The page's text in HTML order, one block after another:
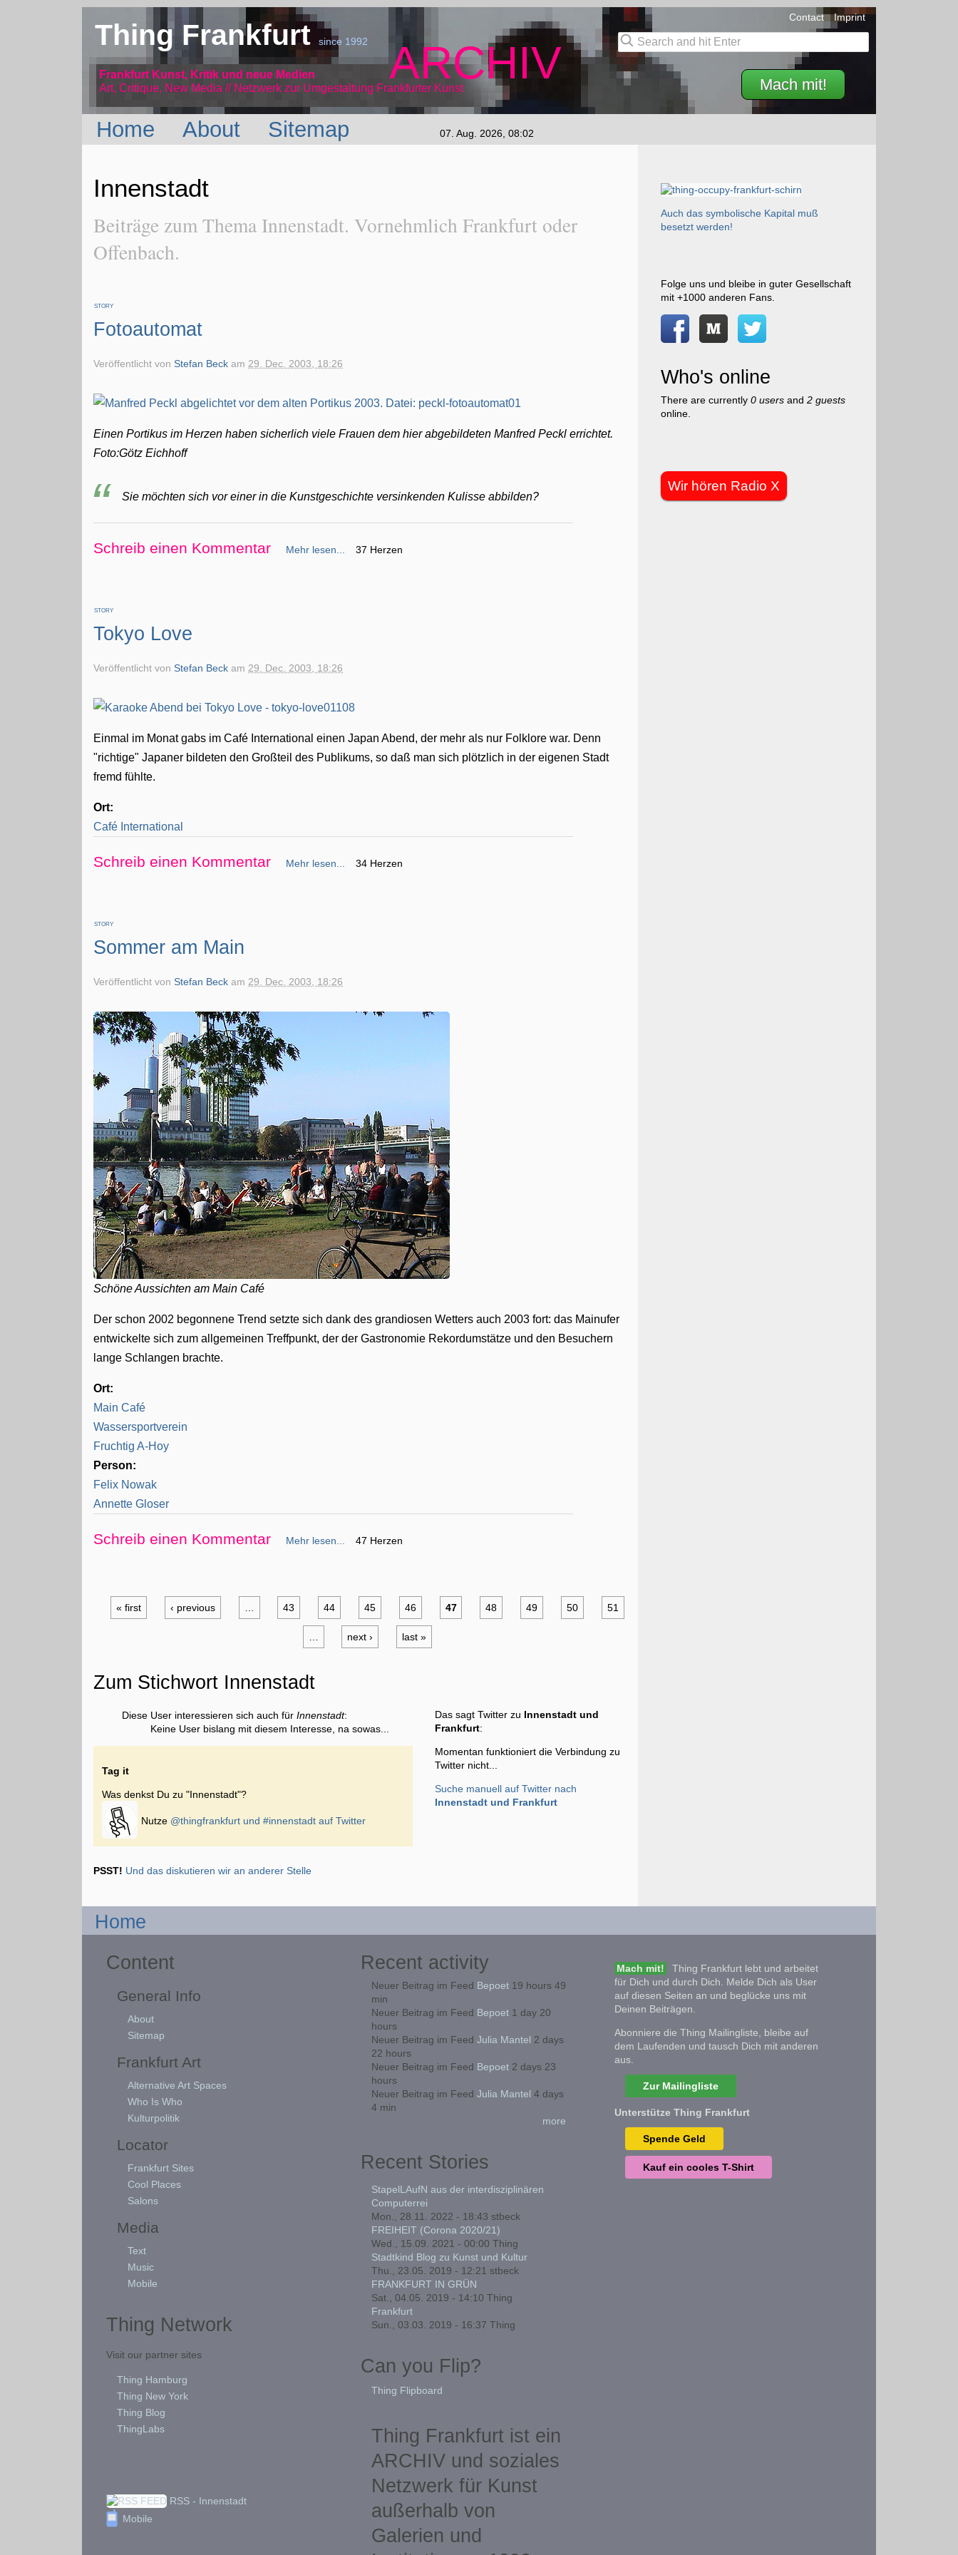
Thing Frankfurtsince 1992
Frankfurt Kunst, Kritik und neue Medien
Art, Critique, New Media // Netzwerk
ARCHIV
zur Umgestaltung Frankfurter Kunst Mach mit!
Contact Imprint
Home About Sitemap 07. Aug. 2026, 08:02
Innenstadt
Beiträge zum Thema Innenstadt. Vornehmlich Frankfurt oder
Offenbach.
STORY
Fotoautomat
Veröffentlicht vonStefan Beck am29. Dec. 2003, 18:26
Einen Portikus im Herzen haben sicherlich viele Frauen dem hier abgebildeten Manfred Peckl errichtet.
Foto:Götz Eichhoff
Sie möchten sich vor einer in die Kunstgeschichte versinkenden Kulisse abbilden?
Schreib einen Kommentar Mehr lesen... 37 Herzen
STORY
Tokyo Love
Veröffentlicht vonStefan Beck am29. Dec. 2003, 18:26
Einmal im Monat gabs im Café International einen Japan Abend, der mehr als nur Folklore war. Denn
"richtige" Japaner bildeten den Großteil des Publikums, so daß man sich plötzlich in der eigenen Stadt
fremd fühlte.
Ort:
Café International
Schreib einen Kommentar Mehr lesen... 34 Herzen
STORY
Sommer am Main
Veröffentlicht vonStefan Beck am29. Dec. 2003, 18:26
Schöne Aussichten am Main Café
Der schon 2002 begonnene Trend setzte sich dank des grandiosen Wetters auch 2003 fort: das Mainufer
entwickelte sich zum allgemeinen Treffpunkt, der der Gastronomie Rekordumstätze und den Besuchern
lange Schlangen brachte.
Ort:
Main Café
Wassersportverein
Fruchtig A-Hoy
Person:
Felix Nowak
Annette Gloser
Schreib einen Kommentar Mehr lesen... 47 Herzen
« first ‹ previous 43 44 45 46 47 48 49 50 51
next › last »
Zum Stichwort Innenstadt
Diese User interessieren sich auch fürInnenstadt:
Keine User bislang mit diesem Interesse, na sowas...
Tag it
Was denkst Du zu "Innenstadt"?
Nutze @thingfrankfurt und#innenstadt auf Twitter
Das sagt Twitter zu Innenstadt und
Frankfurt:
Momentan funktioniert die Verbindung zu
Twitter nicht...
Suche manuell auf Twitter nach
Innenstadt und Frankfurt
PSST! Und das diskutieren wir an anderer Stelle
Auch das symbolische Kapital muß
besetzt werden!
Folge uns und bleibe in guter Gesellschaft
mit +1000 anderen Fans.
Who's online
There are currently 0 usersand 2 guests
online.
Wir hören Radio X
Home
Content
General Info
About
Sitemap
Frankfurt Art
Alternative Art Spaces
Who Is Who
Kulturpolitik
Locator
Frankfurt Sites
Cool Places
Salons
Media
Text
Music
Mobile
Thing Network
Visit our partner sites
Thing Hamburg
Thing New York
Thing Blog
ThingLabs
RSS - Innenstadt
Mobile
Recent activity
Neuer Beitrag im Feed Bepoet19 hours 49
min
Neuer Beitrag im Feed Bepoet1 day 20
hours
Neuer Beitrag im Feed Julia Mantel 2 days
22 hours
Neuer Beitrag im Feed Bepoet2 days 23
hours
Neuer Beitrag im Feed Julia Mantel 4 days
4 min
more
Recent Stories
StapelLAufN aus der interdisziplinären
Computerrei
Mon., 28.11. 2022 - 18:43 stbeck
FREIHEIT (Corona 2020/21)
Wed., 15.09. 2021 - 00:00 Thing
Stadtkind Blog zu Kunst und Kultur
Thu., 23.05. 2019 - 12:21 stbeck
FRANKFURT IN GRÜN
Sat., 04.05. 2019 - 14:10 Thing
Frankfurt
Sun., 03.03. 2019 - 16:37 Thing
Can you Flip?
Thing Flipboard
Thing Frankfurt ist ein
ARCHIV und soziales
Netzwerk für Kunst
außerhalb von
Galerien und
Mach mit!
Thing Frankfurt lebt und arbeitet
für Dich und durch Dich. Melde Dich als User
auf diesen Seiten an und beglücke uns mit
Deinen Beiträgen.
Abonniere die Thing Mailingliste, bleibe auf
dem Laufenden und tausch Dich mit anderen
aus.
Zur Mailingliste
Unterstütze Thing Frankfurt
Spende Geld
Kauf ein cooles T-Shirt